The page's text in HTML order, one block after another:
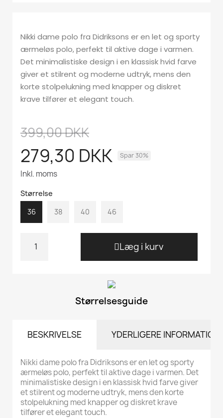
Nikki dame polo fra Didriksons er en let og sporty
ærmeløs polo, perfekt til aktive dage i varmen.
Det minimalistiske design i en klassisk hvid farve
giver et stilrent og moderne udtryk, mens den
korte stolpelukning med knapper og diskret
krave tilfører et elegant touch.
399,00 DKK
279,30 DKK Spar 30%
Inkl. moms
Størrelse
36
38 40 46
Læg i kurv
Størrelsesguide
BESKRIVELSE YDERLIGERE INFORMATION
Nikki dame polo fra Didriksons er en let og sporty
ærmeløs polo, perfekt til aktive dage i varmen. Det
minimalistiske design i en klassisk hvid farve giver
et stilrent og moderne udtryk, mens den korte
stolpelukning med knapper og diskret krave
tilfører et elegant touch.